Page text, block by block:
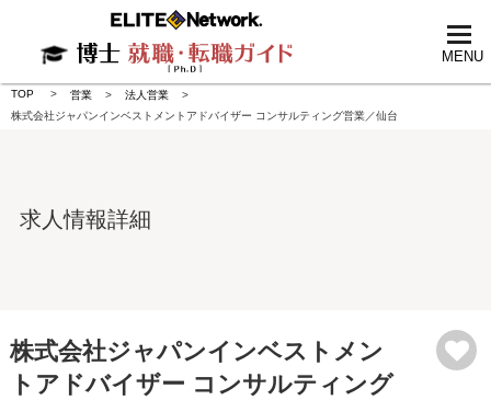
MENU
TOP 営業
法人営業
株式会社ジャパンインベストメントアドバイザー コンサルティング営業／仙台
求人情報詳細
株式会社ジャパンインベストメン
トアドバイザー コンサルティング